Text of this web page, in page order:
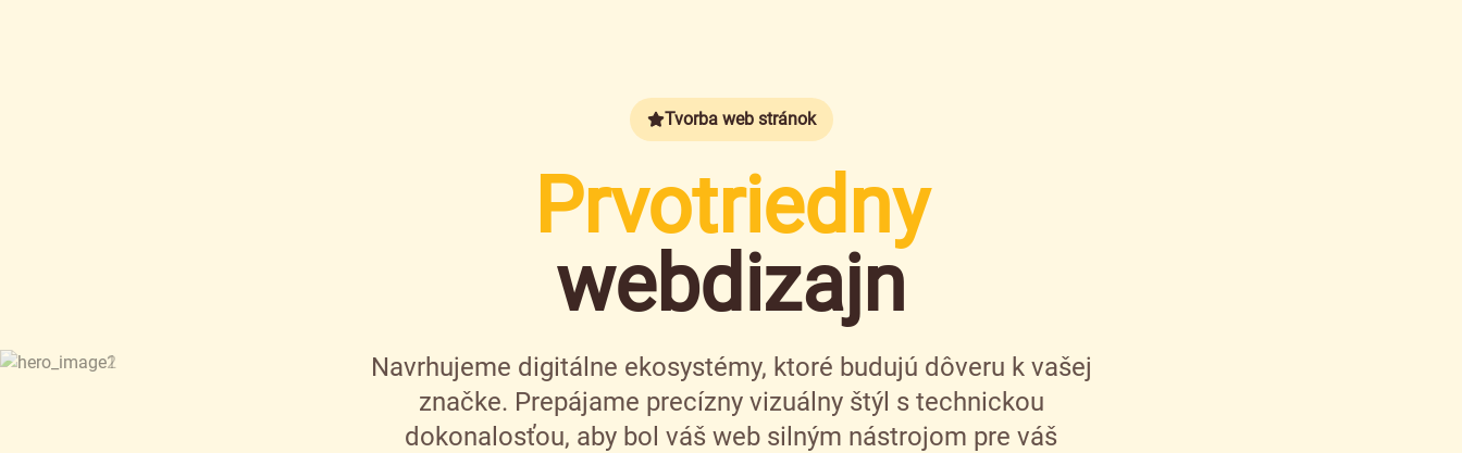
Tvorba web stránok
Prvotriedny
webdizajn
Navrhujeme digitálne ekosystémy, ktoré budujú dôveru k vašej
značke. Prepájame precízny vizuálny štýl s technickou
dokonalosťou, aby bol váš web silným nástrojom pre váš